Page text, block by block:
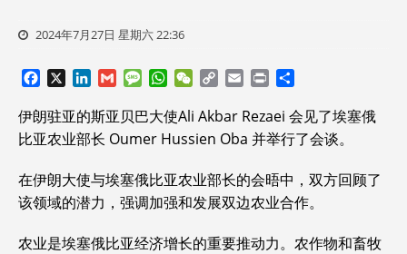
2024年7月27日 星期六 22:36
c
e
b
o
k
n
k
e
d
I
n
G
a
i
l
M
s
s
a
g
e
W
a
t
s
A
p
p
W
C
h
a
t
p
y
L
n
k
a
i
l
i
n
t
伊朗驻亚的斯亚贝巴大使Ali Akbar Rezaei 会见了埃塞俄
比亚农业部长 Oumer Hussien Oba 并举行了会谈。
在伊朗大使与埃塞俄比亚农业部长的会晤中，双方回顾了
该领域的潜力，强调加强和发展双边农业合作。
农业是埃塞俄比亚经济增长的重要推动力。农作物和畜牧